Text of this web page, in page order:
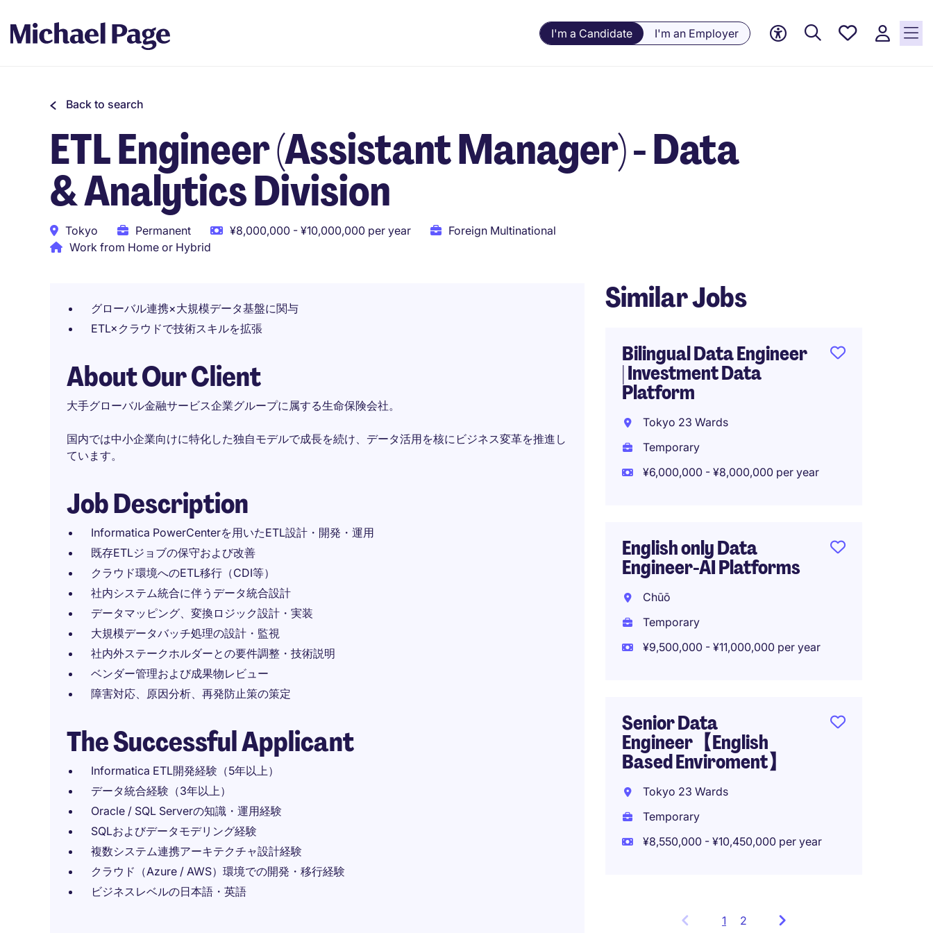
I'm a Candidate I'm an Employer
Saved
Back to search
ETL Engineer (Assistant Manager) - Data
& Analytics Division
Tokyo Permanent ¥8,000,000 - ¥10,000,000 per year
Foreign Multinational
Work from Home or Hybrid
グローバル連携×大規模データ基盤に関与
ETL×クラウドで技術スキルを拡張
About Our Client
大手グローバル金融サービス企業グループに属する生命保険会社。
国内では中小企業向けに特化した独自モデルで成長を続け、データ活用を核にビジネス変革を推進し
ています。
Job Description
Informatica PowerCenterを用いたETL設計・開発・運用
既存ETLジョブの保守および改善
クラウド環境へのETL移行（CDI等）
社内システム統合に伴うデータ統合設計
データマッピング、変換ロジック設計・実装
大規模データバッチ処理の設計・監視
社内外ステークホルダーとの要件調整・技術説明
ベンダー管理および成果物レビュー
障害対応、原因分析、再発防止策の策定
The Successful Applicant
Informatica ETL開発経験（5年以上）
データ統合経験（3年以上）
Oracle / SQL Serverの知識・運用経験
SQLおよびデータモデリング経験
複数システム連携アーキテクチャ設計経験
クラウド（Azure / AWS）環境での開発・移行経験
ビジネスレベルの日本語・英語
Similar Jobs
Bilingual Data Engineer
| Investment Data
Platform
Tokyo 23 Wards
Temporary
¥6,000,000 - ¥8,000,000 per year
English only Data
Engineer-AI Platforms
Chūō
Temporary
¥9,500,000 - ¥11,000,000 per year
Senior Data
Engineer【English
Based Enviroment】
Tokyo 23 Wards
Temporary
¥8,550,000 - ¥10,450,000 per year
1 Showing
2